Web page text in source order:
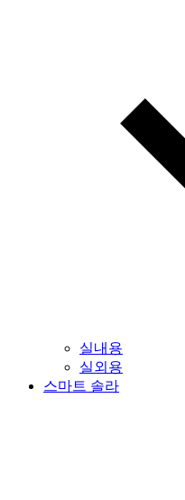
실내용
실외용
스마트 솔라